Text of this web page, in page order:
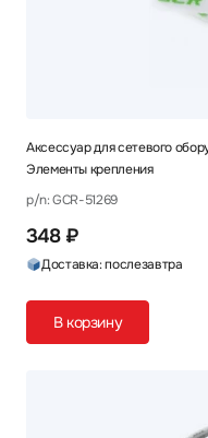
Аксессуар для сетевого
Элементы крепления
p/n: GCR-51269
348 ₽
Доставка: послезавтра
В корзину